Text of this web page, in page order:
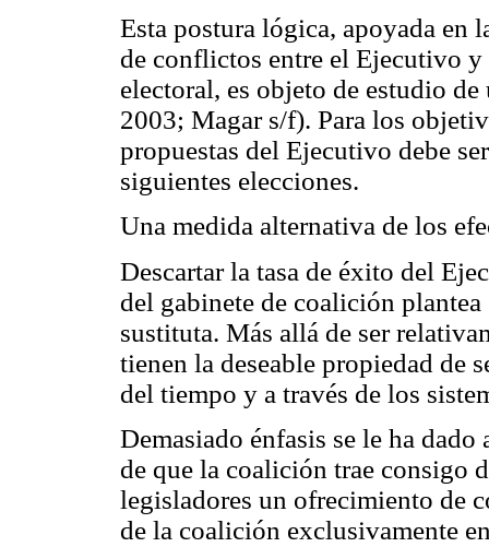
Esta postura lógica, apoyada en
de conflictos entre el Ejecutivo
electoral, es objeto de estudio
2003; Magar s/f). Para los
propuestas del Ejecutivo debe
siguientes elecciones.
Una medida alternativa de los
Descartar la tasa de éxito del
del gabinete de coalición
sustituta. Más allá de ser
tienen la deseable propiedad de
del tiempo y a través de los
Demasiado énfasis se le ha
de que la coalición trae consigo
legisladores un ofrecimiento de
de la coalición exclusivamente